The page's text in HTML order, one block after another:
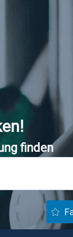
finden